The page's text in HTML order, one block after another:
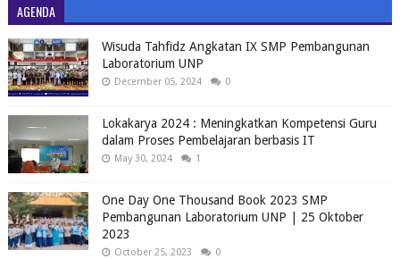
AGENDA
Wisuda Tahfidz Angkatan IX SMP Pembangunan
Laboratorium UNP
December 05, 2024 0
Lokakarya 2024 : Meningkatkan Kompetensi Guru
dalam Proses Pembelajaran berbasis IT
May 30, 2024 1
One Day One Thousand Book 2023 SMP
Pembangunan Laboratorium UNP | 25 Oktober
2023
October 25, 2023 0